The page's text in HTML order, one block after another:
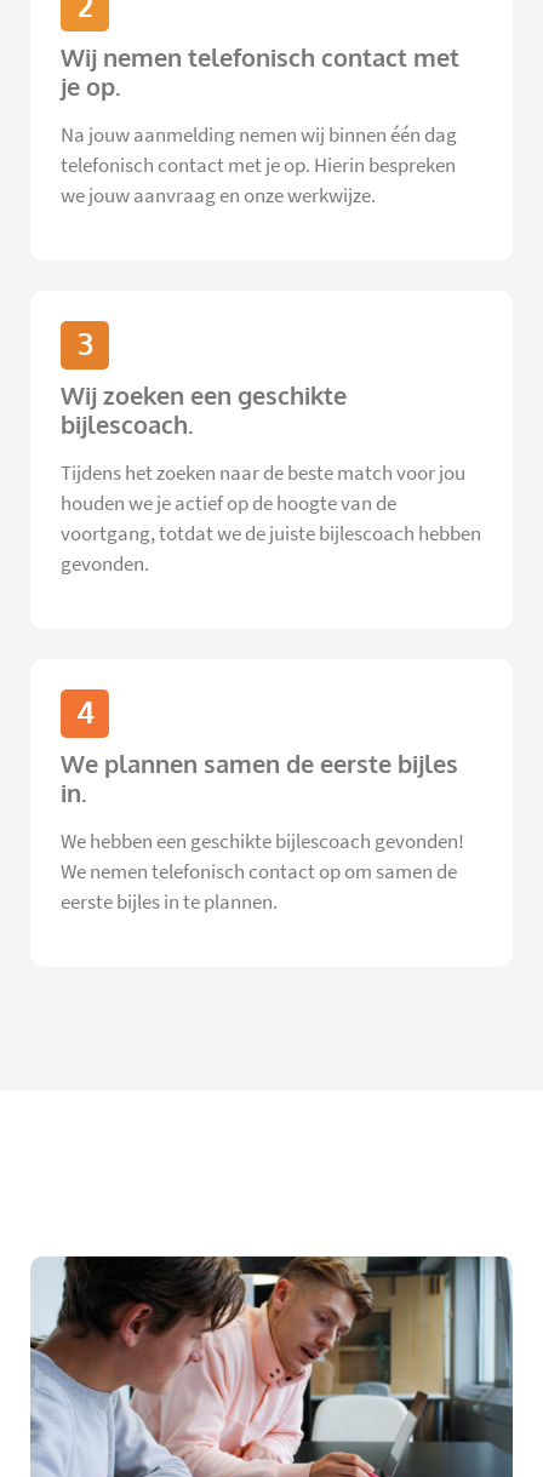
Wij nemen telefonisch contact met
je op.
Na jouw aanmelding nemen wij binnen één dag
telefonisch contact met je op. Hierin bespreken
we jouw aanvraag en onze werkwijze.
3
Wij zoeken een geschikte
bijlescoach.
Tijdens het zoeken naar de beste match voor jou
houden we je actief op de hoogte van de
voortgang, totdat we de juiste bijlescoach hebben
gevonden.
4
We plannen samen de eerste bijles
in.
We hebben een geschikte bijlescoach gevonden!
We nemen telefonisch contact op om samen de
eerste bijles in te plannen.